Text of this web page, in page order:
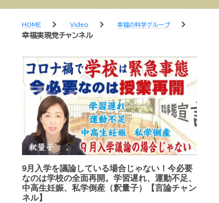
HOME chevron_right Video chevron_right 幸福の科学グループ chevron_right
幸福実現党チャンネル
9月入学を議論している場合じゃない！今必要
なのは学校の全面再開。学習遅れ、運動不足、
中高生妊娠、私学倒産（釈量子）【言論チャン
ネル】